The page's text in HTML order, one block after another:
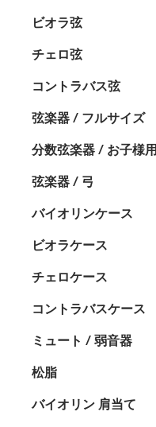
ビオラ弦
チェロ弦
コントラバス弦
弦楽器 / フルサイズ
分数弦楽器 / お子様用
弦楽器 / 弓
バイオリンケース
ビオラケース
チェロケース
コントラバスケース
ミュート / 弱音器
松脂
バイオリン 肩当て